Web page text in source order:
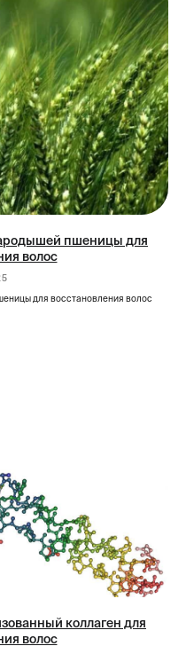
пшеницы для
волос
для восстановления волос
коллаген для
волос
Inc.,